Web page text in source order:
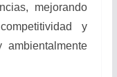
mejorando
y